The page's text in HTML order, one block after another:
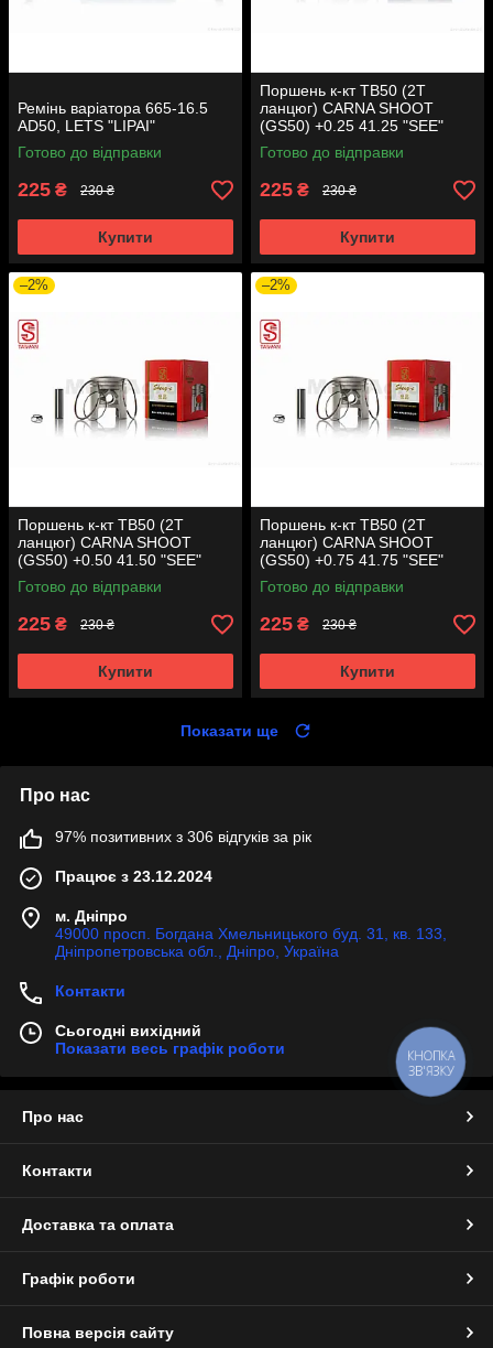
Ремінь варіатора 665-16.5
AD50, LETS "LIPAI"
Готово до відправки
225 ₴ 230 ₴
Купити
Поршень к-кт TB50 (2T
ланцюг) CARNA SHOOT
(GS50) +0.25 41.25 "SEE"
(Sheng-E) таємниця (акція)
Готово до відправки
225 ₴ 230 ₴
Купити
–2%
Поршень к-кт TB50 (2T
ланцюг) CARNA SHOOT
(GS50) +0.50 41.50 "SEE"
(Sheng-E) таємниця (акція)
Готово до відправки
225 ₴ 230 ₴
Купити
–2%
Поршень к-кт TB50 (2T
ланцюг) CARNA SHOOT
(GS50) +0.75 41.75 "SEE"
(Sheng-E) таємниця (акція)
Готово до відправки
225 ₴ 230 ₴
Купити
Показати ще
Про нас
97% позитивних з 306 відгуків за рік
Працює з 23.12.2024
м. Дніпро
49000 просп. Богдана Хмельницького буд. 31, кв. 133,
Дніпропетровська обл., Дніпро, Україна
Контакти
Сьогодні вихідний
Показати весь графік роботи
Про нас
Контакти
Доставка та оплата
Графік роботи
Повна версія сайту
КНОПКА
ЗВ'ЯЗКУ